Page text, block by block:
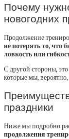
Почему
новогодних
Продолжение
не потерять то, что
ловкость или
С другой стороны,
которые мы,
праздники
Ниже мы подробно
продолжения